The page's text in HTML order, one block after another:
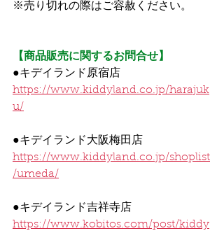
※売り切れの際はご容赦ください。
【商品販売に関するお問合せ】
●キデイランド原宿店
https://www.kiddyland.co.jp/harajuk
u/
●キデイランド大阪梅田店
https://www.kiddyland.co.jp/shoplist
/umeda/
●キデイランド吉祥寺店
https://www.kobitos.com/post/kiddy